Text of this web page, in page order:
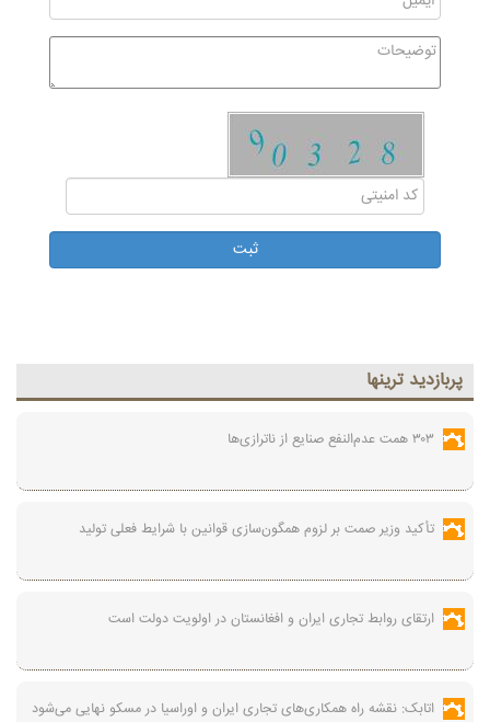
پربازديد ترينها
۳۰۳ همت عدم‌النفع صنایع از ناترازی‌ها
تأکید وزیر صمت بر لزوم همگون‌سازی قوانین با شرایط فعلی تولید
ارتقای روابط تجاری ایران و افغانستان در اولویت دولت است
اتابک: نقشه راه همکاری‌های تجاری ایران و اوراسیا در مسکو نهایی می‌شود